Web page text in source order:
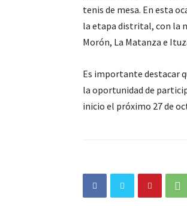
tenis de mesa. En esta
la etapa distrital, con la
Morón, La Matanza e
Es importante destacar
la oportunidad de
inicio el próximo 27 de